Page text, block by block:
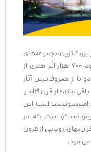
مجموعه‌های
هنری معاصر دنیا را دارد. این موزه حدود ۷۰۰ هزار اثر هنری از
از معروف‌ترین آثار
هنری این موزه مجموعه جواهرات فرانسه باقی مانده از قرن ۲۱ام و
است. این
مسکو است که در
اروپایی از قرون